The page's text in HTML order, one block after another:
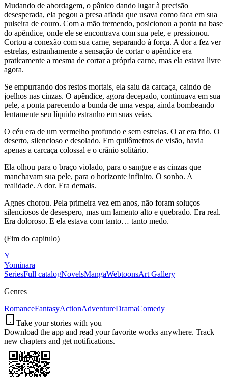
Mudando de abordagem, o pânico dando lugar à precisão
desesperada, ela pegou a presa afiada que usava como faca em sua
pulseira de couro. Com a mão tremendo, posicionou a ponta na base
do apêndice, onde ele se encontrava com sua pele, e pressionou.
Cortou a conexão com sua carne, separando à força. A dor a fez ver
estrelas, estranhamente a sensação de cortar o apêndice era
praticamente a mesma de cortar a própria carne, mas ela estava livre
agora.
Se empurrando dos restos mortais, ela saiu da carcaça, caindo de
joelhos nas cinzas. O apêndice, agora decepado, continuava em sua
pele, a ponta parecendo a bunda de uma vespa, ainda bombeando
lentamente seu líquido estranho em suas veias.
O céu era de um vermelho profundo e sem estrelas. O ar era frio. O
deserto, silencioso e desolado. Em quilômetros de visão, havia
apenas a carcaça colossal e o crânio solitário.
Ela olhou para o braço violado, para o sangue e as cinzas que
manchavam sua pele, para o horizonte infinito. O sonho. A
realidade. A dor. Era demais.
Agnes chorou. Pela primeira vez em anos, não foram soluços
silenciosos de desespero, mas um lamento alto e quebrado. Era real.
Era doloroso. E ela estava com tanto… tanto medo.
(Fim do capitulo)
Y
Yominara
SeriesFull catalogNovelsMangaWebtoonsArt Gallery
Genres
RomanceFantasyActionAdventureDramaComedy
Take your stories with you
Download the app and read your favorite works anywhere. Track
new chapters and get notifications.